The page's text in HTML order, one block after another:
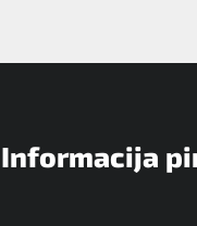
Informacija